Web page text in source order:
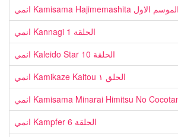
انمي Kannagi الحلقة 1
انمي Kaleido Star الحلقة 10
انمي Kamikaze Kaitou الحلق ١
انمي Kampfer الحلقة 6